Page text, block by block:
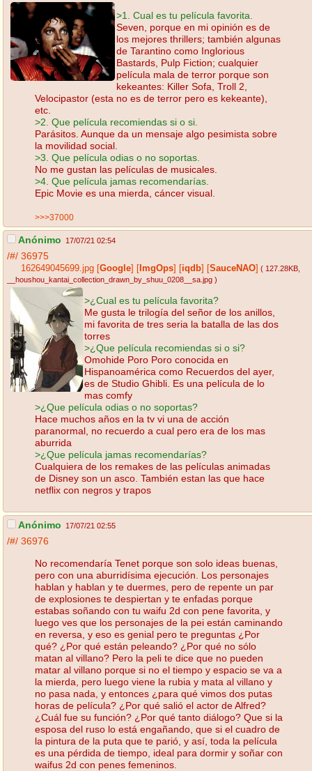
>1. Cual es tu película favorita.
Seven, porque en mi opinión es de
los mejores thrillers; también algunas
de Tarantino como Inglorious
Bastards, Pulp Fiction; cualquier
película mala de terror porque son
kekeantes: Killer Sofa, Troll 2,
Velocipastor (esta no es de terror pero es kekeante),
etc.
>2. Que película recomiendas si o si.
Parásitos. Aunque da un mensaje algo pesimista sobre
la movilidad social.
>3. Que película odias o no soportas.
No me gustan las películas de musicales.
>4. Que película jamas recomendarías.
Epic Movie es una mierda, cáncer visual.
>>>37000
Anónimo 17/07/21 02:54
/#/ 36975
162649045699.jpg Google ImgOps iqdb SauceNAO ( 127.28KB
__houshou_kantai_collection_drawn_by_shuu_0208__sa.jpg )
>¿Cual es tu película favorita?
Me gusta le trilogía del señor de los anillos,
mi favorita de tres seria la batalla de las dos
torres
>¿Que película recomiendas si o si?
Omohide Poro Poro conocida en
Hispanoamérica como Recuerdos del ayer,
es de Studio Ghibli. Es una película de lo
mas comfy
>¿Que película odias o no soportas?
Hace muchos años en la tv vi una de acción
paranormal, no recuerdo a cual pero era de los mas
aburrida
>¿Que película jamas recomendarías?
Cualquiera de los remakes de las películas animadas
de Disney son un asco. También estan las que hace
netflix con negros y trapos
Anónimo 17/07/21 02:55
/#/ 36976
No recomendaría Tenet porque son solo ideas buenas,
pero con una aburridísima ejecución. Los personajes
hablan y hablan y te duermes, pero de repente un par
de explosiones te despiertan y te enfadas porque
estabas soñando con tu waifu 2d con pene favorita, y
luego ves que los personajes de la pei están caminando
en reversa, y eso es genial pero te preguntas ¿Por
qué? ¿Por qué están peleando? ¿Por qué no sólo
matan al villano? Pero la peli te dice que no pueden
matar al villano porque si no el tiempo y espacio se va a
la mierda, pero luego viene la rubia y mata al villano y
no pasa nada, y entonces ¿para qué vimos dos putas
horas de película? ¿Por qué salió el actor de Alfred?
¿Cuál fue su función? ¿Por qué tanto diálogo? Que si la
esposa del ruso lo está engañando, que si el cuadro de
la pintura de la puta que te parió, y así, toda la película
es una pérdida de tiempo, ideal para dormir y soñar con
waifus 2d con penes femeninos.